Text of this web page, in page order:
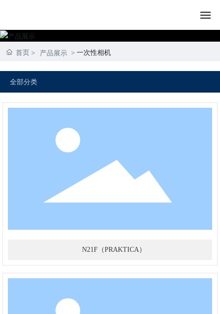
首页
产品展示
首页 产品展示 一次性相机
全部分类
N21F（PRAKTICA）